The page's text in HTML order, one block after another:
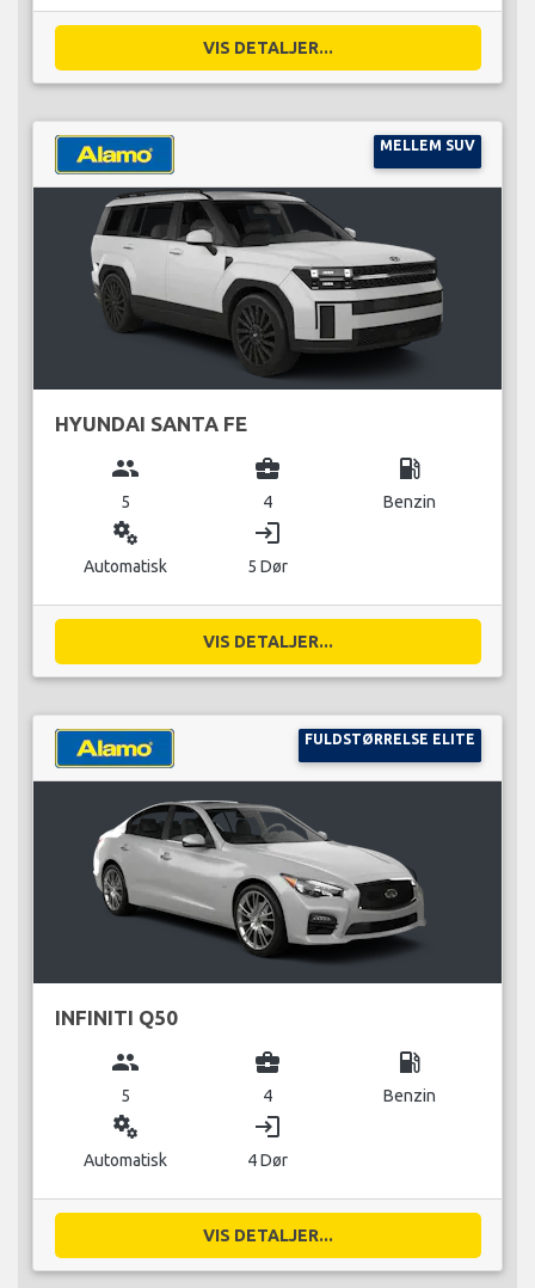
VIS DETALJER...
MELLEM SUV
HYUNDAI SANTA FE
group
5
business_center
4
local_gas_station
Benzin
miscellaneous_services
Automatisk
login
5 Dør
VIS DETALJER...
FULDSTØRRELSE ELITE
INFINITI Q50
group
5
business_center
4
local_gas_station
Benzin
miscellaneous_services
Automatisk
login
4 Dør
VIS DETALJER...